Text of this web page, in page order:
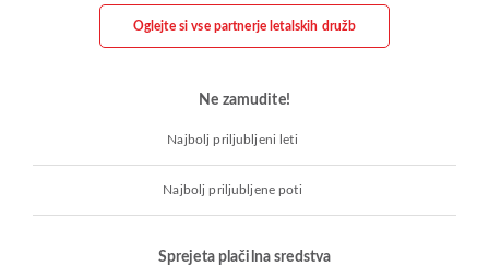
Oglejte si vse partnerje letalskih družb
Ne zamudite!
Najbolj priljubljeni leti
Najbolj priljubljene poti
Sprejeta plačilna sredstva